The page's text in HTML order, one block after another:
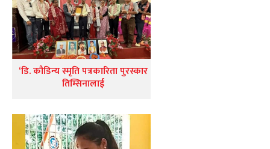
‘डि. कौडिन्य स्मृति पत्रकारिता पुरस्कार
तिम्सिनालाई